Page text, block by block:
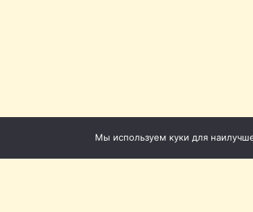
Мы используем куки для